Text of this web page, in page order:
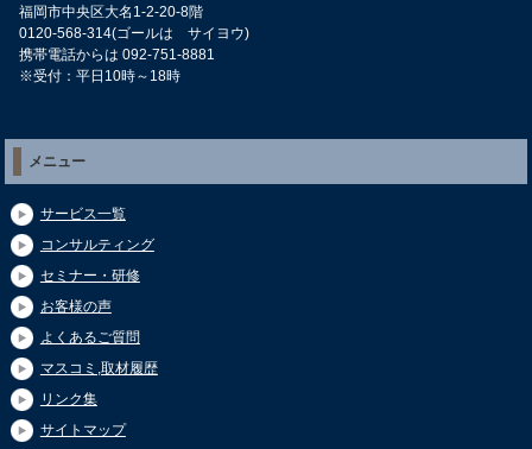
福岡市中央区大名1-2-20-8階
0120-568-314(ゴールは サイヨウ)
携帯電話からは 092-751-8881
※受付：平日10時～18時
メニュー
サービス一覧
コンサルティング
セミナー・研修
お客様の声
よくあるご質問
マスコミ,取材履歴
リンク集
サイトマップ